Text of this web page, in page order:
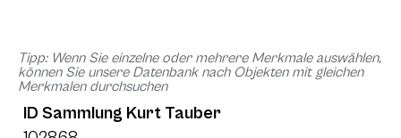
Tipp: Wenn Sie einzelne oder mehrere Merkmale auswählen,
können Sie unsere Datenbank nach Objekten mit gleichen
Merkmalen durchsuchen
ID Sammlung Kurt Tauber